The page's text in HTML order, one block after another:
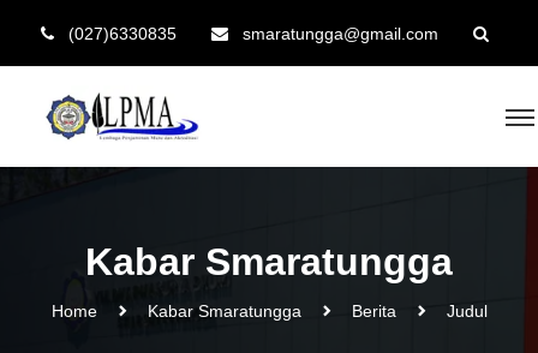
(027)6330835 smaratungga@gmail.com
Kabar Smaratungga
Home Kabar Smaratungga Berita Judul